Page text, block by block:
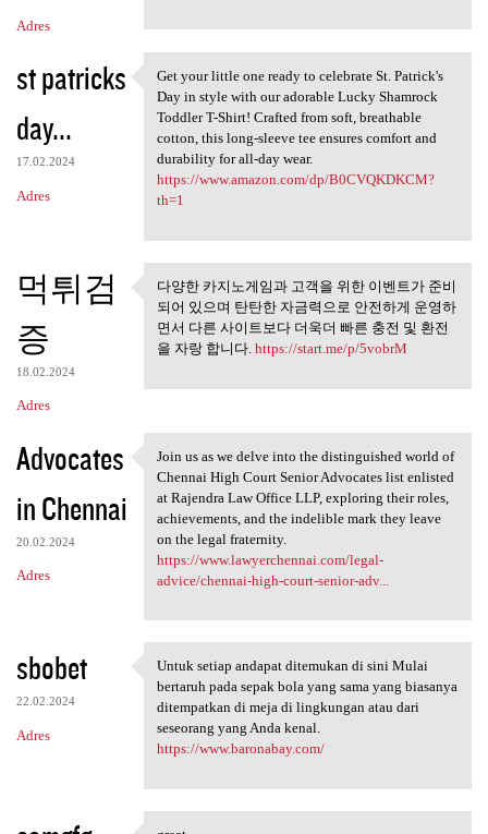
Adres
st patricks
day...
17.02.2024
Adres
Get your little one ready to
Get your little one ready to celebrate St. Patrick's
Day in style with our adorable Lucky Shamrock
Toddler T-Shirt! Crafted from soft, breathable
cotton, this long-sleeve tee ensures comfort and
durability for all-day wear.
https://www.amazon.com/dp/B0CVQKDKCM?
th=1
먹튀검
증
18.02.2024
Adres
다양한 카지노게임과 고객을 위
한 이벤트가 준비되어
다양한 카지노게임과 고객을 위한 이벤트가 준비
되어 있으며 탄탄한 자금력으로 안전하게 운영하
면서 다른 사이트보다 더욱더 빠른 충전 및 환전
을 자랑 합니다. https://start.me/p/5vobrM
Advocates
in Chennai
20.02.2024
Adres
Join us as we delve into the
Join us as we delve into the distinguished world of
Chennai High Court Senior Advocates list enlisted
at Rajendra Law Office LLP, exploring their roles,
achievements, and the indelible mark they leave
on the legal fraternity.
https://www.lawyerchennai.com/legal-
advice/chennai-high-court-senior-adv...
sbobet
22.02.2024
Adres
Untuk setiap andapat
Untuk setiap andapat ditemukan di sini Mulai
bertaruh pada sepak bola yang sama yang biasanya
ditempatkan di meja di lingkungan atau dari
seseorang yang Anda kenal.
https://www.baronabay.com/